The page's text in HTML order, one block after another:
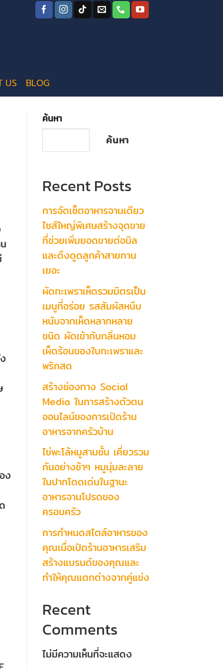
US BLOG
ง
ค้นหา
ค้นหา
Recent Posts
การจัดเซ็ตอาหารจานเดียว
ไซส์ใหญ่พิเศษสร้างจุดขาย
ที่ช่วยเพิ่มยอดขายต่อบิล
และดึงดูดลูกค้าสายทาน
เยอะ
ผัดกะเพราเห็ดรวมมิตรเป็น
เมนูที่อร่อย รสสัมผัสหนึบ
หนับจากเห็ดหลากหลาย
ชนิด ผัดเข้ากับกลิ่นหอม
เผ็ดร้อนของใบกะเพราและ
พริกสด
สร้างช่องทาง Social
Media ในการสร้างตัวตน
ออนไลน์ของการเปิดร้าน
อาหารจากครัวบ้าน
ไข่พะโล้หมูสามชั้น เคี่ยวรวม
กันอย่างช้าๆ หมูนุ่มละลาย
ในปากโดดเด่นในฐานะ
อาหารจานโปรดของ
ครอบครัว
การกำหนดสไตล์อาหารของ
คุณเมื่อเปิดร้านอาหารเสริม
สร้างแบรนด์ของคุณและ
ทำให้คุณแตกต่างจากคู่แข่ง
Recent
Comments
ไม่มีความเห็นที่จะแสดง